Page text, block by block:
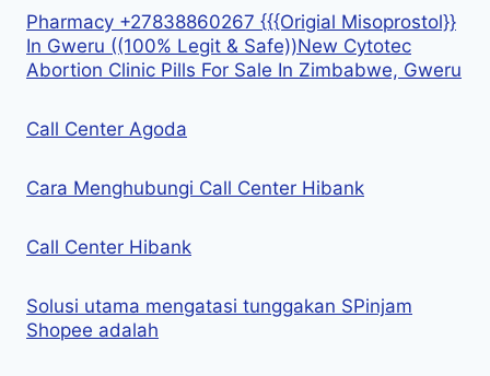
Pharmacy +27838860267 {{{Origial Misoprostol}}
In Gweru ((100% Legit & Safe))New Cytotec
Abortion Clinic Pills For Sale In Zimbabwe, Gweru
Call Center Agoda
Cara Menghubungi Call Center Hibank
Call Center Hibank
Solusi utama mengatasi tunggakan SPinjam
Shopee adalah